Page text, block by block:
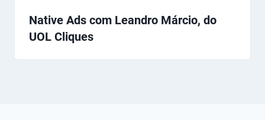
Native Ads com Leandro Márcio, do
UOL Cliques